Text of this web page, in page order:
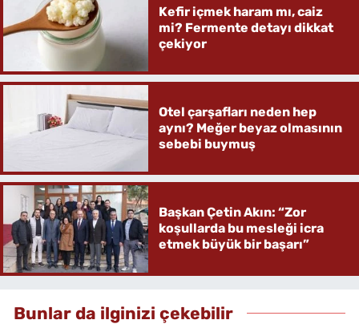
Kefir içmek haram mı, caiz
mi? Fermente detayı dikkat
çekiyor
Otel çarşafları neden hep
aynı? Meğer beyaz olmasının
sebebi buymuş
Başkan Çetin Akın: “Zor
koşullarda bu mesleği icra
etmek büyük bir başarı”
Bunlar da ilginizi çekebilir